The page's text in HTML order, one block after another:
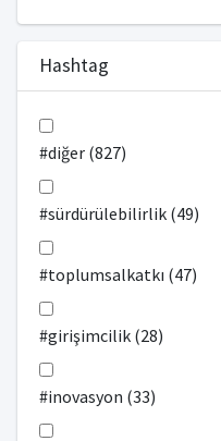
Hashtag
#diğer (827)
#sürdürülebilirlik (49)
#toplumsalkatkı (47)
#girişimcilik (28)
#inovasyon (33)